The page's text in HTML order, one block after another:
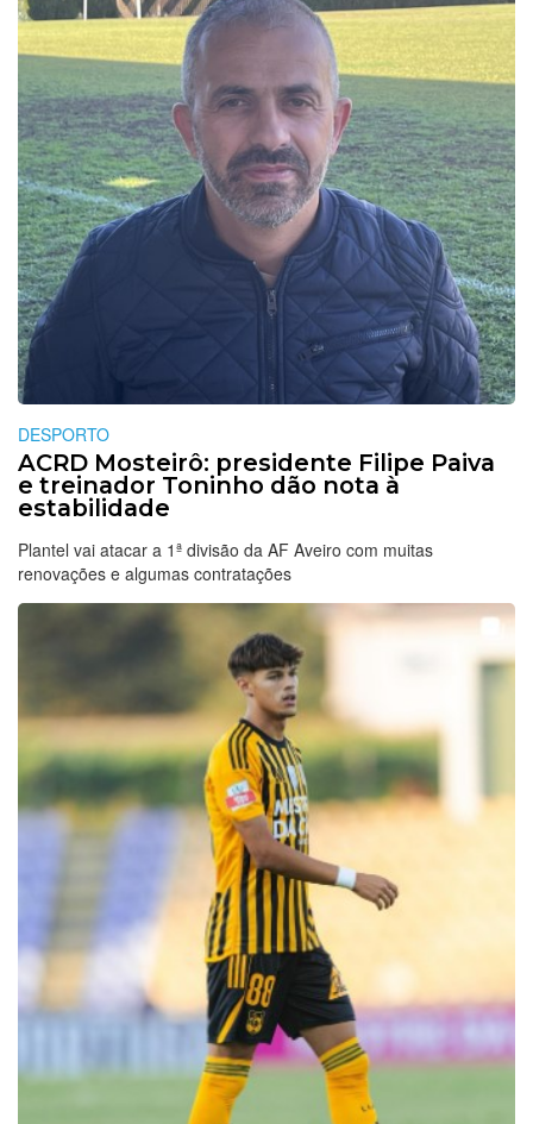
DESPORTO
ACRD Mosteirô: presidente Filipe Paiva
e treinador Toninho dão nota à
estabilidade
Plantel vai atacar a 1ª divisão da AF Aveiro com muitas
renovações e algumas contratações